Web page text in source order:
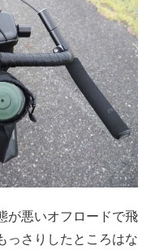
が悪いオフロードで飛
っさりしたところはな